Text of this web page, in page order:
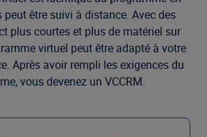
peut être suivi à distance. Avec des
plus courtes et plus de matériel sur
virtuel peut être adapté à votre
Après avoir rempli les exigences du
vous devenez un VCCRM.